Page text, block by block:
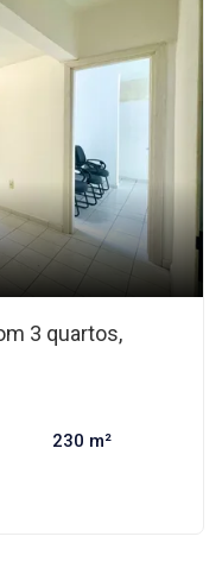
3 quartos,
230 m²